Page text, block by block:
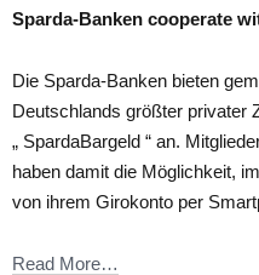
Sparda-Banken cooperate
Die Sparda-Banken bieten
Deutschlands größter privater
„ SpardaBargeld “ an.
haben damit die Möglichkeit,
von ihrem Girokonto per
Read More…